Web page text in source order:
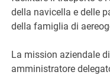
della navicella e delle
della famiglia di
La mission aziendale
amministratore